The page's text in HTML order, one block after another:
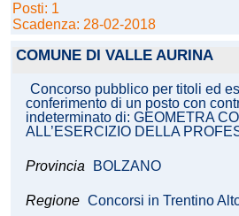
Posti: 1
Scadenza: 28-02-2018
COMUNE DI VALLE AURINA
Concorso pubblico per titoli ed
conferimento di un posto con
indeterminato di: GEOMETRA
ALL’ESERCIZIO DELLA
Provincia BOLZANO
Regione Concorsi in Trentino